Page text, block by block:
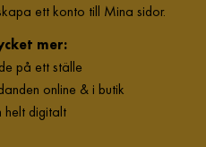
ett konto till Mina sidor.
mer:
på ett ställe
online & i butik
helt digitalt